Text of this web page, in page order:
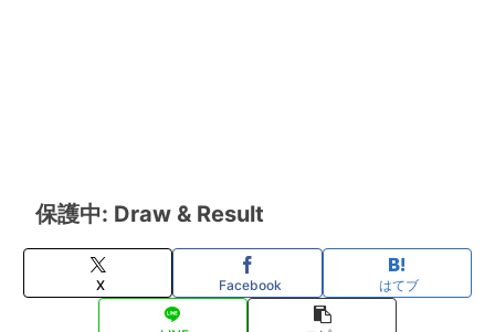
保護中: Draw & Result
X Facebook はてブ